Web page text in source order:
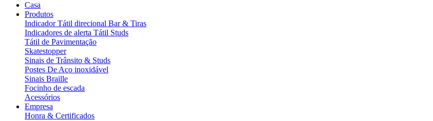
Casa
Produtos
Indicador Tátil direcional Bar & Tiras
Indicadores de alerta Tátil Studs
Tátil de Pavimentação
Skatestopper
Sinais de Trânsito & Studs
Postes De Aço inoxidável
Sinais Braille
Focinho de escada
Acessórios
Empresa
Honra & Certificados